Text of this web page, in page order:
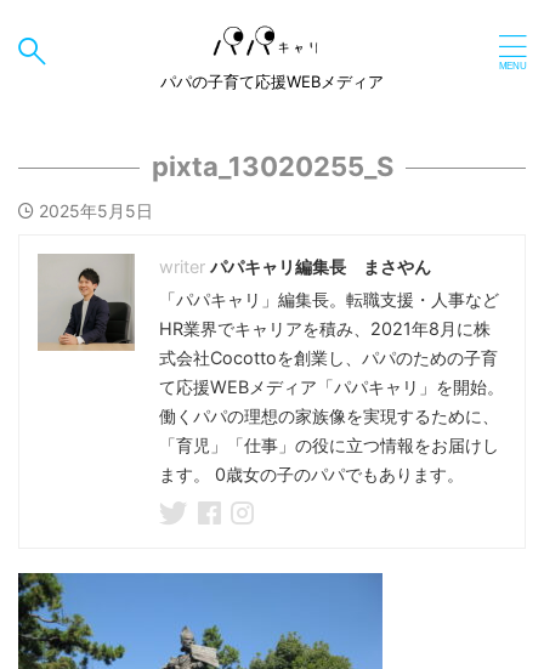
パパの子育て応援WEBメディア
pixta_13020255_S
2025年5月5日
パパキャリ編集長 まさやん
「パパキャリ」編集長。転職支援・人事など
HR業界でキャリアを積み、2021年8月に株
式会社Cocottoを創業し、パパのための子育
て応援WEBメディア「パパキャリ」を開始。
働くパパの理想の家族像を実現するために、
「育児」「仕事」の役に立つ情報をお届けし
ます。 0歳女の子のパパでもあります。